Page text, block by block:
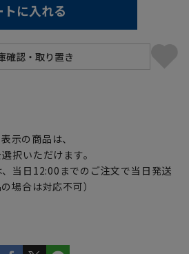
トに入れる
示の商品は、
択いただけます。
当日12:00までのご注文で当日発送
場合は対応不可）